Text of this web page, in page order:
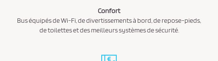
Confort
Bus équipés de Wi-Fi, de divertissements à bord, de repose-pieds,
de toilettes et des meilleurs systèmes de sécurité.